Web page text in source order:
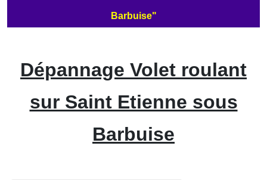
Barbuise"
Dépannage Volet roulant
sur Saint Etienne sous
Barbuise